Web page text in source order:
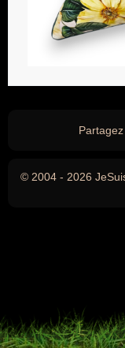
© 2004 - 2026